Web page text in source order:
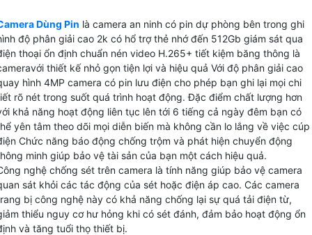
phim hỗ trợ quay đêm và ghi hình chuyển động. Đảm
an ninh gia đình của bạn mọi lúc. Cùng khả năng xem
xa và sạc dễ dàng sản phẩm này sẽ là sự lựa chọn hoàn
cho bạn.
Dùng Pin là camera an ninh có pin dự phòng bên trong ghi
độ phân giải cao 2k có hổ trợ thẻ nhớ đến 512Gb giám sát qua
thoại ổn định chuẩn nén video H.265+ tiết kiệm băng thông là
thiết kế nhỏ gọn tiện lợi và hiệu quả Với độ phân giải cao
hình 4MP camera có pin lưu điện cho phép bạn ghi lại mọi chi
rõ nét trong suốt quá trình hoạt động. Đặc điểm chất lượng hơn
khả năng hoạt động liên tục lên tới 6 tiếng cả ngày đêm bạn có
yên tâm theo dõi mọi diễn biến mà không cần lo lắng về việc cúp
Chức năng báo động chống trộm và phát hiện chuyển động
minh giúp bảo vệ tài sản của bạn một cách hiệu quả.
nghệ chống sét trên camera là tính năng giúp bảo vệ camera
sát khỏi các tác động của sét hoặc điện áp cao. Các camera
bị công nghệ này có khả năng chống lại sự quá tải điện từ,
thiểu nguy cơ hư hỏng khi có sét đánh, đảm bảo hoạt động ổn
và tăng tuổi thọ thiết bị.